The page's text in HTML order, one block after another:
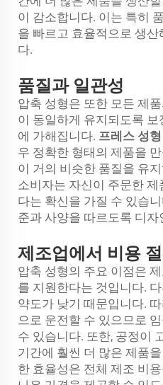
이 감소합니다. 이는 특히
을 빠르고 효율적으로 생
다.
품질과 일관성
압축 성형은 또한 모든 제
이 동일하게 유지되도록
에 가해집니다. 프레스 성형
우 정확한 형태의 제품을
이 거의 비슷한 품질을 유
소비자는 자신이 주문한
다는 확신을 가질 수 있습
준과 사양을 따르도록 디
제조업에서 비용
압축 성형의 주요 이점은
를 지원한다는 것입니다.
약도가 낮기 때문입니다.
으로 운전할 수 있으므로
수 있습니다. 또한, 공정이
기간에 훨씬 더 많은 제품
한 효율성은 전체 제조 비